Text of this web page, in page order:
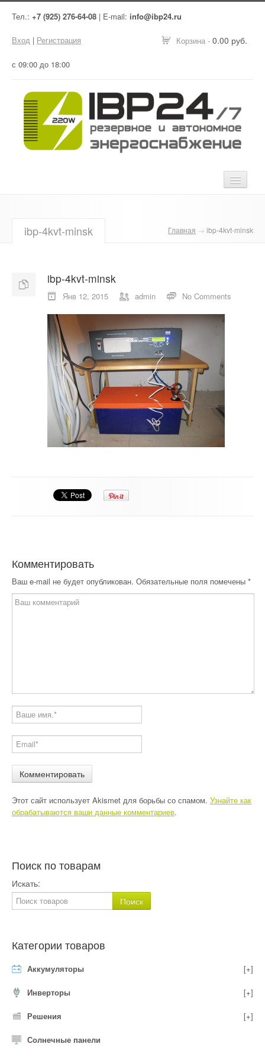
Тел.: +7 (925) 276-64-08 | E-mail: info@ibp24.ru
Корзина - 0.00 руб.
Вход | Регистрация
с 09:00 до 18:00
Оборудование
О компании
Контакты
ibp-4kvt-minsk Главная → ibp-4kvt-minsk
ibp-4kvt-minsk
Янв 12, 2015 admin No Comments
Комментировать
Ваш e-mail не будет опубликован. Обязательные поля помечены *
Этот сайт использует Akismet для борьбы со спамом. Узнайте как
обрабатываются ваши данные комментариев.
Поиск по товарам
Искать:
Категории товаров
Аккумуляторы [+]
Инверторы [+]
Решения [+]
Солнечные панели